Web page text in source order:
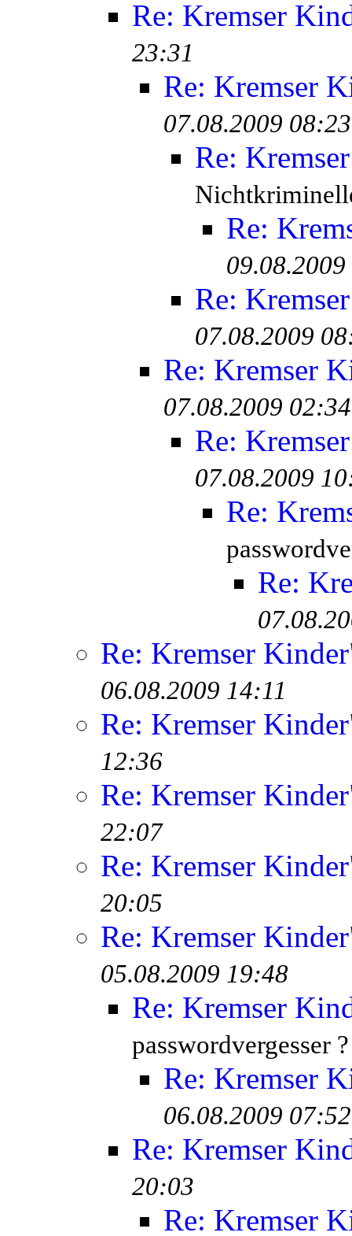
Re: Kremser
23:31
Re: Kremser
07.08.2009 08:23
Re:
Re:
Re:
07.08.2009
Re: Kremser
07.08.2009 02:34
Re:
07.08.2009
Re:
Re:
Re: Kremser
06.08.2009 14:11
Re: Kremser
12:36
Re: Kremser
22:07
Re: Kremser
20:05
Re: Kremser
05.08.2009 19:48
Re: Kremser
passwordvergesser
Re: Kremser
06.08.2009 07:52
Re: Kremser
20:03
Re: Kremser